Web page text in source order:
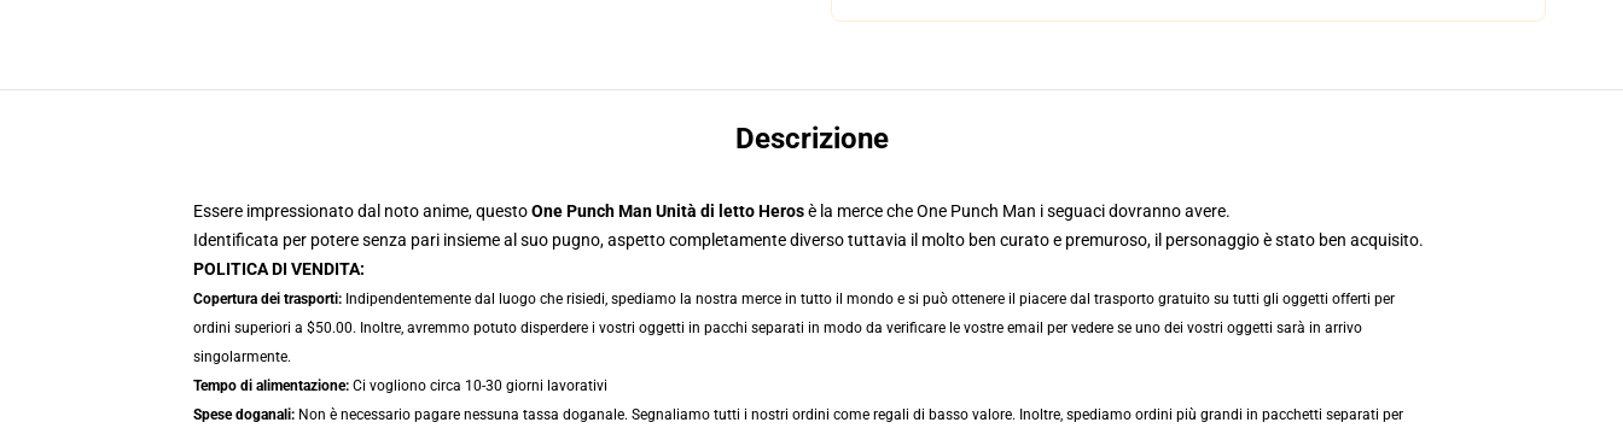
Descrizione
Essere impressionato dal noto anime, questoOne Punch Man Unità di letto Herosè la merce che One Punch Man i seguaci dovranno avere.
Identificata per potere senza pari insieme al suo pugno, aspetto completamente diverso tuttavia il molto ben curato e premuroso, il personaggio è stato ben acquisito.
POLITICA DI VENDITA:
Copertura dei trasporti: Indipendentemente dal luogo che risiedi, spediamo la nostra merce in tutto il mondo e si può ottenere il piacere dal trasporto gratuito su tutti gli oggetti offerti per
ordini superiori a $50.00. Inoltre, avremmo potuto disperdere i vostri oggetti in pacchi separati in modo da verificare le vostre email per vedere se uno dei vostri oggetti sarà in arrivo
singolarmente.
Tempo di alimentazione: Ci vogliono circa 10-30 giorni lavorativi
Spese doganali: Non è necessario pagare nessuna tassa doganale. Segnaliamo tutti i nostri ordini come regali di basso valore. Inoltre, spediamo ordini più grandi in pacchetti separati per